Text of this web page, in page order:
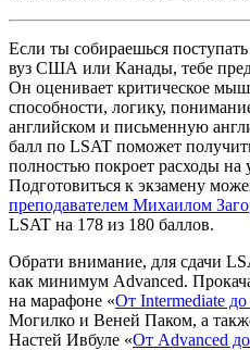
Если ты собираешься
вуз США или Канады, тебе
Он оценивает критическое
способности, логику,
английском и письменную
балл по LSAT поможет
полностью покроет расходы на
Подготовиться к экзамену
преподавателем Михаилом
LSAT на 178 из 180 баллов.
Обрати внимание, для сдачи
как минимум Advanced.
на марафоне «От Intermediate
Могилко и Веней Паком, а
Настей Ивбуле «От Advanced